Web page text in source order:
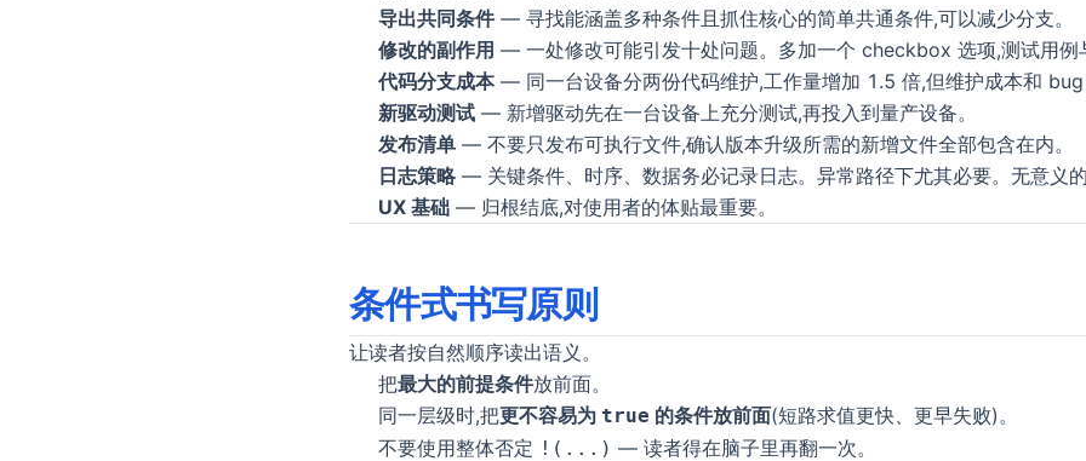
导出共同条件— 寻找能涵盖多种条件且抓住核心的简单共通条件,可以减少分支。
修改的副作用 — 一处修改可能引发十处问题。多加一个 checkbox 选项,测试用例
代码分支成本— 同一台设备分两份代码维护,工作量增加 1.5 倍,但维护成本和
新驱动测试 — 新增驱动先在一台设备上充分测试,再投入到量产设备。
发布清单 — 不要只发布可执行文件,确认版本升级所需的新增文件全部包含在内。
日志策略— 关键条件、时序、数据务必记录日志。异常路径下尤其必要。无意义
UX 基础 — 归根结底,对使用者的体贴最重要。
条件式书写原则
让读者按自然顺序读出语义。
把最大的前提条件放前面。
同一层级时,把更不容易为 true 的条件放前面(短路求值更快、更早失败)。
不要使用整体否定 !(...) — 读者得在脑子里再翻一次。